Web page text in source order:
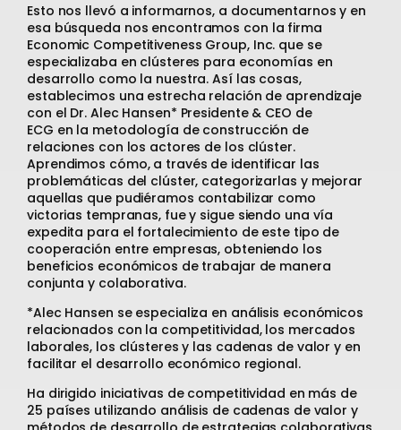
Esto nos llevó a informarnos, a documentarnos y en
esa búsqueda nos encontramos con la firma
Economic Competitiveness Group, Inc. que se
especializaba en clústeres para economías en
desarrollo como la nuestra. Así las cosas,
establecimos una estrecha relación de aprendizaje
con el Dr. Alec Hansen* Presidente & CEO de
ECG en la metodología de construcción de
relaciones con los actores de los clúster.
Aprendimos cómo, a través de identificar las
problemáticas del clúster, categorizarlas y mejorar
aquellas que pudiéramos contabilizar como
victorias tempranas, fue y sigue siendo una vía
expedita para el fortalecimiento de este tipo de
cooperación entre empresas, obteniendo los
beneficios económicos de trabajar de manera
conjunta y colaborativa.
*Alec Hansen se especializa en análisis económicos
relacionados con la competitividad, los mercados
laborales, los clústeres y las cadenas de valor y en
facilitar el desarrollo económico regional.
Ha dirigido iniciativas de competitividad en más de
25 países utilizando análisis de cadenas de valor y